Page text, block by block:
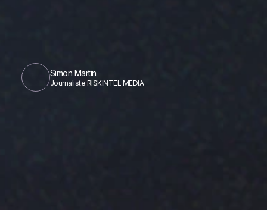
Simon Martin
Journaliste RISKINTEL MEDIA